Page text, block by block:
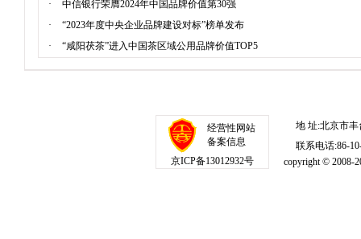
·
中信银行荣膺2024年中国品牌价值第30强
·
“2023年度中央企业品牌建设对标”榜单发布
·
“咸阳茯茶”进入中国茶区域公用品牌价值TOP5
经营性网站
备案信息
京ICP备13012932号
地 址:北京市
联系电话:86-
copyright © 2008-